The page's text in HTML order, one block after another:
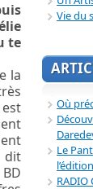
te
la
dit
Vie du
Où
Le
RADIO